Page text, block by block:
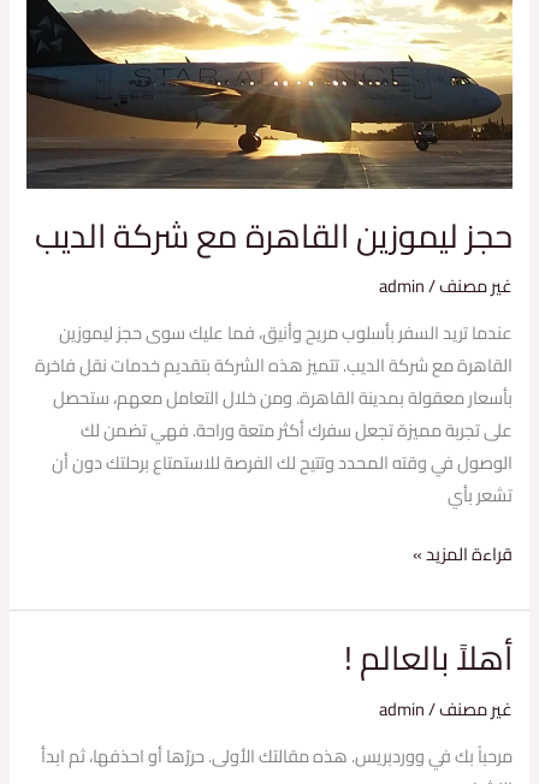
حجز ليموزين القاهرة مع شركة الديب
غير مصنف/
admin
عندما تريد السفر بأسلوب مريح وأنيق، فما عليك سوى حجز ليموزين
القاهرة مع شركة الديب. تتميز هذه الشركة بتقديم خدمات نقل فاخرة
بأسعار معقولة بمدينة القاهرة. ومن خلال التعامل معهم، ستحصل
على تجربة مميزة تجعل سفرك أكثر متعة وراحة. فهي تضمن لك
الوصول في وقته المحدد وتتيح لك الفرصة للاستمتاع برحلتك دون أن
تشعر بأي
قراءة المزيد »
أهلاً بالعالم !
غير مصنف/
admin
مرحباً بك في ووردبريس. هذه مقالتك الأولى. حررّها أو احذفها، ثم ابدأ
أهلاً
!